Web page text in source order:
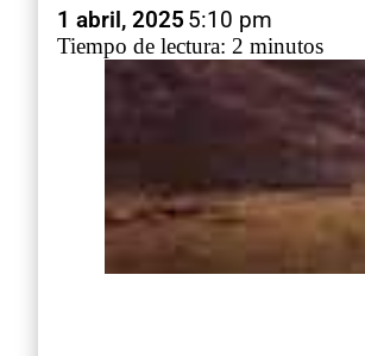
1 abril, 2025 5:10 pm
Tiempo de lectura: 2 minutos